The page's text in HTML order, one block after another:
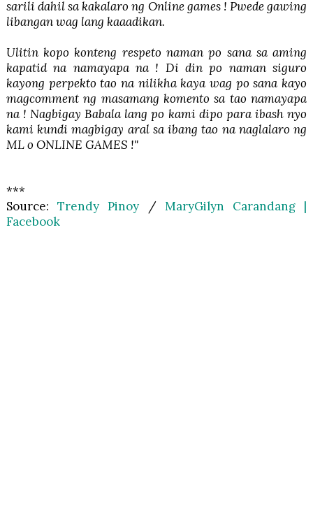
sarili dahil sa kakalaro ng Online games ! Pwede gawing
libangan wag lang kaaadikan.
Ulitin kopo konteng respeto naman po sana sa aming
kapatid na namayapa na ! Di din po naman siguro
kayong perpekto tao na nilikha kaya wag po sana kayo
magcomment ng masamang komento sa tao namayapa
na ! Nagbigay Babala lang po kami dipo para ibash nyo
kami kundi magbigay aral sa ibang tao na naglalaro ng
ML o ONLINE GAMES !"
***
Source:Trendy Pinoy / MaryGilyn Carandang |
Facebook